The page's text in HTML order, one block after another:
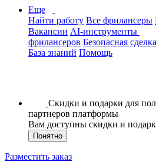
Еще
Найти работу Все фрилансеры
Вакансии AI-инструменты
фрилансеров Безопасная сделка
База знаний Помощь
Скидки и подарки для
партнеров платформы
Вам доступны скидки и
Понятно
Разместить заказ